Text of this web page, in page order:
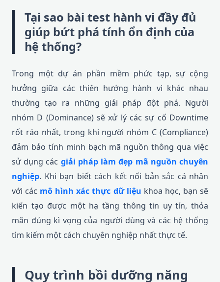
Tại sao bài test hành vi đầy đủ
giúp bứt phá tính ổn định của
hệ thống?
Trong một dự án phần mềm phức tạp, sự cộng
hưởng giữa các thiên hướng hành vi khác nhau
thường tạo ra những giải pháp đột phá. Người
nhóm D (Dominance) sẽ xử lý các sự cố Downtime
rốt ráo nhất, trong khi người nhóm C (Compliance)
đảm bảo tính minh bạch mã nguồn thông qua việc
sử dụng các giải pháp làm đẹp mã nguồn chuyên
nghiệp. Khi bạn biết cách kết nối bản sắc cá nhân
với các mô hình xác thực dữ liệu khoa học, bạn sẽ
kiến tạo được một hạ tầng thông tin uy tín, thỏa
mãn đúng kì vọng của người dùng và các hệ thống
tìm kiếm một cách chuyên nghiệp nhất thực tế.
Quy trình bồi dưỡng năng